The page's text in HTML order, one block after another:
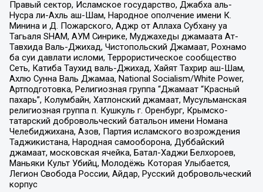
Правый сектор, Исламское государство, Джабха аль-
Нусра ли-Ахль аш-Шам, Народное ополчение имени К.
Минина и Д. Пожарского, Аджр от Аллаха Субхану уа
Тагьаля SHAM, АУМ Синрике, Муджахеды джамаата Ат-
Тавхида Валь-Джихад, Чистопольский Джамаат, Рохнамо
ба суи давлати исломи, Террористическое сообщество
Сеть, Катиба Таухид валь-Джихад, Хайят Тахрир аш-Шам,
Ахлю Сунна Валь Джамаа, National Socialism/White Power,
Артподготовка, Религиозная группа “Джамаат “Красный
пахарь”, Колумбайн, Хатлонский джамаат, Мусульманская
религиозная группа п. Кушкуль г. Оренбург, Крымско-
татарский добровольческий батальон имени Номана
Челебиджихана, Азов, Партия исламского возрождения
Таджикистана, Народная самооборона, Дуббайский
джамаат, московская ячейка, Батал-Хаджи Белхороев,
Маньяки Культ Убийц, Молодёжь Которая Улыбается,
Легион Свобода России, Айдар, Русский добровольческий
корпус